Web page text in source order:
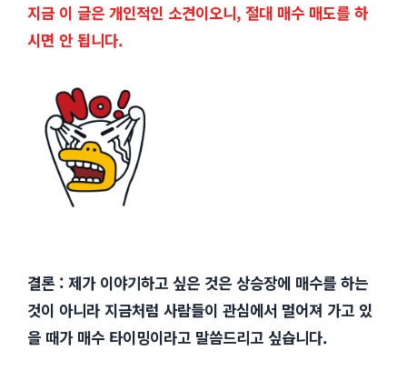
지금 이 글은 개인적인 소견이오니, 절대 매수 매도를 하
시면 안 됩니다.
결론 : 제가 이야기하고 싶은 것은 상승장에 매수를 하는
것이 아니라 지금처럼 사람들이 관심에서 멀어져 가고 있
을 때가 매수 타이밍이라고 말씀드리고 싶습니다.